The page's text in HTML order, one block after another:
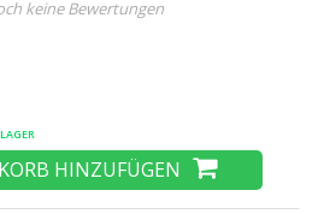
keine Bewertungen
HINZUFÜGEN